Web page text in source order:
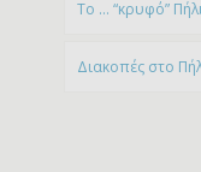
To … “κρυφό”
Διακοπές στο